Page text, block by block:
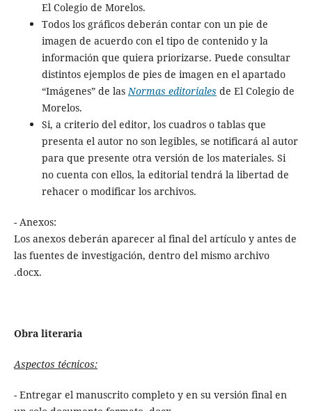
El Colegio de Morelos.
Todos los gráficos deberán contar con un pie de
imagen de acuerdo con el tipo de contenido y la
información que quiera priorizarse. Puede consultar
distintos ejemplos de pies de imagen en el apartado
“Imágenes” de lasNormas editoriales de El Colegio de
Morelos.
Si, a criterio del editor, los cuadros o tablas que
presenta el autor no son legibles, se notificará al autor
para que presente otra versión de los materiales. Si
no cuenta con ellos, la editorial tendrá la libertad de
rehacer o modificar los archivos.
- Anexos:
Los anexos deberán aparecer al final del artículo y antes de
las fuentes de investigación, dentro del mismo archivo
.docx.
Obra literaria
Aspectos técnicos:
- Entregar el manuscrito completo y en su versión final en